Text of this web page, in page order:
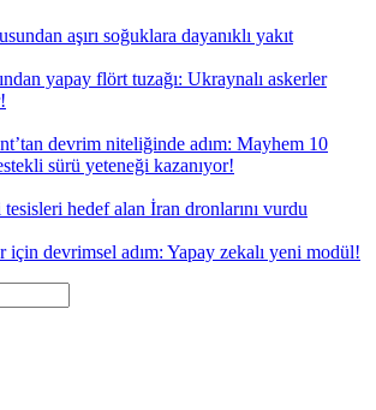
aşırı soğuklara dayanıklı yakıt
yapay flört tuzağı: Ukraynalı askerler
devrim niteliğinde adım: Mayhem 10
sürü yeteneği kazanıyor!
hedef alan İran dronlarını vurdu
devrimsel adım: Yapay zekalı yeni modül!